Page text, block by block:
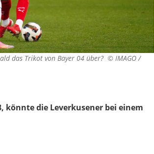
das Trikot von Bayer 04 über? © IMAGO /
könnte die Leverkusener bei einem